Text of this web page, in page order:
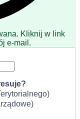
Kliknij w link
e-mail.